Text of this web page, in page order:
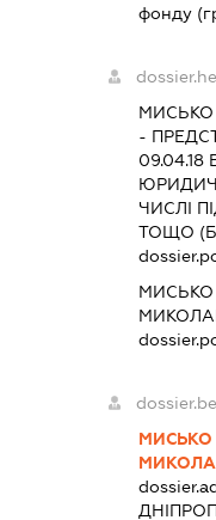
фонду
-
09.04.18
ЧИСЛІ
ТОЩО
МИСЬКО
МИСЬКО